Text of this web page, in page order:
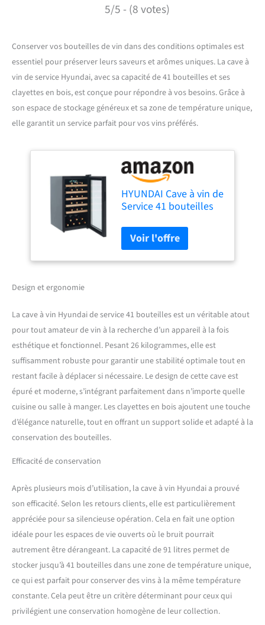
5/5 - (8 votes)
Conserver vos bouteilles de vin dans des conditions optimales est
essentiel pour préserver leurs saveurs et arômes uniques. La cave à
vin de service Hyundai, avec sa capacité de 41 bouteilles et ses
clayettes en bois, est conçue pour répondre à vos besoins. Grâce à
son espace de stockage généreux et sa zone de température unique,
elle garantit un service parfait pour vos vins préférés.
HYUNDAI Cave à vin de
Service 41 bouteilles
Clayettes en bois
Design et ergonomie
La cave à vin Hyundai de service 41 bouteilles est un véritable atout
pour tout amateur de vin à la recherche d’un appareil à la fois
esthétique et fonctionnel. Pesant 26 kilogrammes, elle est
suffisamment robuste pour garantir une stabilité optimale tout en
restant facile à déplacer si nécessaire. Le design de cette cave est
épuré et moderne, s’intégrant parfaitement dans n’importe quelle
cuisine ou salle à manger. Les clayettes en bois ajoutent une touche
d’élégance naturelle, tout en offrant un support solide et adapté à la
conservation des bouteilles.
Efficacité de conservation
Après plusieurs mois d’utilisation, la cave à vin Hyundai a prouvé
son efficacité. Selon les retours clients, elle est particulièrement
appréciée pour sa silencieuse opération. Cela en fait une option
idéale pour les espaces de vie ouverts où le bruit pourrait
autrement être dérangeant. La capacité de 91 litres permet de
stocker jusqu’à 41 bouteilles dans une zone de température unique,
ce qui est parfait pour conserver des vins à la même température
constante. Cela peut être un critère déterminant pour ceux qui
privilégient une conservation homogène de leur collection.